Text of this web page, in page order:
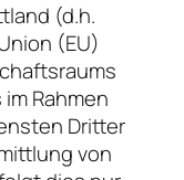
(d.h.
(EU)
Rahmen
Dritter
von